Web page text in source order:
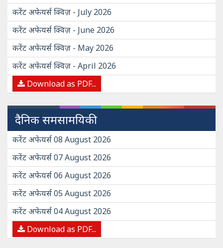
करेंट अफेयर्स क्विज़ - July 2026
करेंट अफेयर्स क्विज़ - June 2026
करेंट अफेयर्स क्विज़ - May 2026
करेंट अफेयर्स क्विज़ - April 2026
Download as PDF...
दैनिक समसामयिकी
करेंट अफेयर्स 08 August 2026
करेंट अफेयर्स 07 August 2026
करेंट अफेयर्स 06 August 2026
करेंट अफेयर्स 05 August 2026
करेंट अफेयर्स 04 August 2026
Download as PDF...